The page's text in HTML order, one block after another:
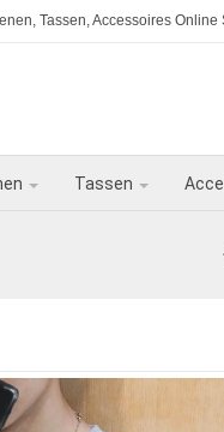
Tassen, Accessoires Online
Tassen